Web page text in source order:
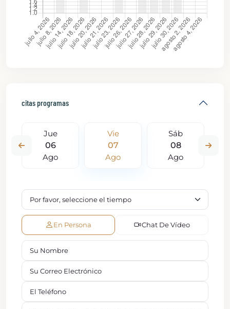
citas programas
Jue
06
Ago
Vie
07
Ago
Sáb
08
Ago
En Persona Chat De Vídeo